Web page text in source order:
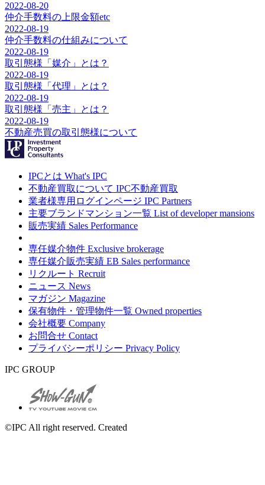
2022-08-20
仲介手数料の上限金額etc
2022-08-19
仲介手数料の仕組みについて
2022-08-19
取引態様「媒介」とは？
2022-08-19
取引態様「代理」とは？
2022-08-19
取引態様「売主」とは？
2022-08-19
不動産売買の取引態様について
IPCとは What's IPC
不動産買取について IPC不動産買取
業者様専用ログインページ IPC Partners
主要ブランドマンション一覧 List of developer mansions
販売実績 Sales Performance
専任媒介物件 Exclusive brokerage
専任媒介販売実績 EB Sales performance
リクルート Recruit
ニュース News
マガジン Magazine
保有物件・管理物件一覧 Owned properties
会社概要 Company
お問合せ Contact
プライバシーポリシー Privacy Policy
IPC GROUP
©IPC All right reserved. Created